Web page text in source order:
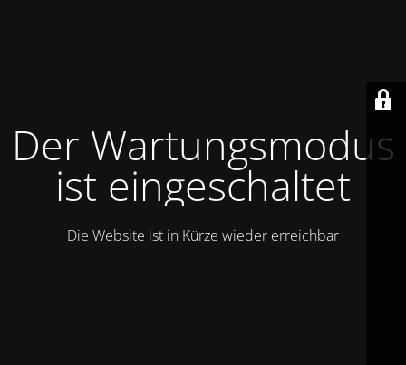
Der Wartungsmodus
ist eingeschaltet
Die Website ist in Kürze wieder erreichbar